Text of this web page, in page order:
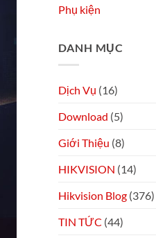
Phụ kiện
DANH MỤC
Dịch Vụ (16)
Download (5)
Giới Thiệu (8)
HIKVISION (14)
Hikvision Blog(376)
TIN TỨC (44)